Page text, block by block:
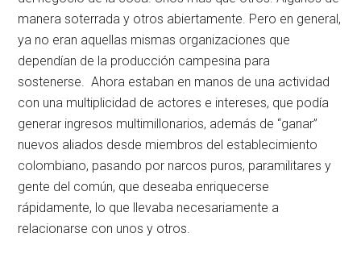
manera soterrada y otros abiertamente. Pero en general,
ya no eran aquellas mismas organizaciones que
dependían de la producción campesina para
sostenerse. Ahora estaban en manos de una actividad
con una multiplicidad de actores e intereses, que podía
generar ingresos multimillonarios, además de “ganar”
nuevos aliados desde miembros del establecimiento
colombiano, pasando por narcos puros, paramilitares y
gente del común, que deseaba enriquecerse
rápidamente, lo que llevaba necesariamente a
relacionarse con unos y otros.